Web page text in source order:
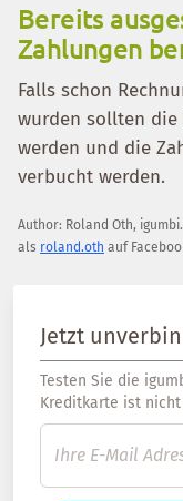
Bereits
Zahlungen
Falls schon
wurden sollten die
werden und die
verbucht werden.
Author: Roland Oth,
als roland.oth auf
Jetzt
Testen Sie die
Kreditkarte ist